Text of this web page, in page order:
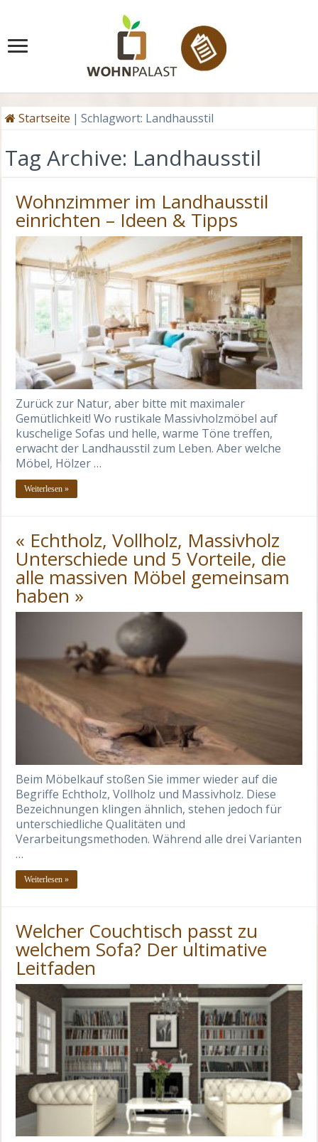
Startseite | Schlagwort: Landhausstil
Tag Archive: Landhausstil
Wohnzimmer im Landhausstil
einrichten – Ideen & Tipps
Zurück zur Natur, aber bitte mit maximaler
Gemütlichkeit! Wo rustikale Massivholzmöbel auf
kuschelige Sofas und helle, warme Töne treffen,
erwacht der Landhausstil zum Leben. Aber welche
Möbel, Hölzer …
Weiterlesen »
« Echtholz, Vollholz, Massivholz
Unterschiede und 5 Vorteile, die
alle massiven Möbel gemeinsam
haben »
Beim Möbelkauf stoßen Sie immer wieder auf die
Begriffe Echtholz, Vollholz und Massivholz. Diese
Bezeichnungen klingen ähnlich, stehen jedoch für
unterschiedliche Qualitäten und
Verarbeitungsmethoden. Während alle drei Varianten
…
Weiterlesen »
Welcher Couchtisch passt zu
welchem Sofa? Der ultimative
Leitfaden